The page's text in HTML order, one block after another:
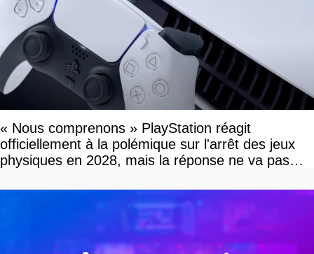
« Nous comprenons » PlayStation réagit
officiellement à la polémique sur l'arrêt des jeux
physiques en 2028, mais la réponse ne va pas